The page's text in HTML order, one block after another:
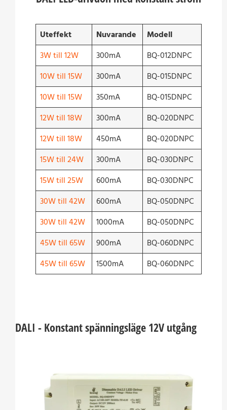
Uteffekt Nuvarande
Modell
3W till 12W
300mA
BQ-012DNPC
10W till 15W
300mA
BQ-015DNPC
10W till 15W
350mA
BQ-015DNPC
12W till 18W
300mA
BQ-020DNPC
12W till 18W
450mA
BQ-020DNPC
15W till 24W
300mA
BQ-030DNPC
15W till 25W
600mA
BQ-030DNPC
30W till 42W
600mA
BQ-050DNPC
30W till 42W
1000mA
BQ-050DNPC
45W till 65W
900mA
BQ-060DNPC
45W till 65W
1500mA BQ-060DNPC
DALI - Konstant spänningsläge 12V utgång